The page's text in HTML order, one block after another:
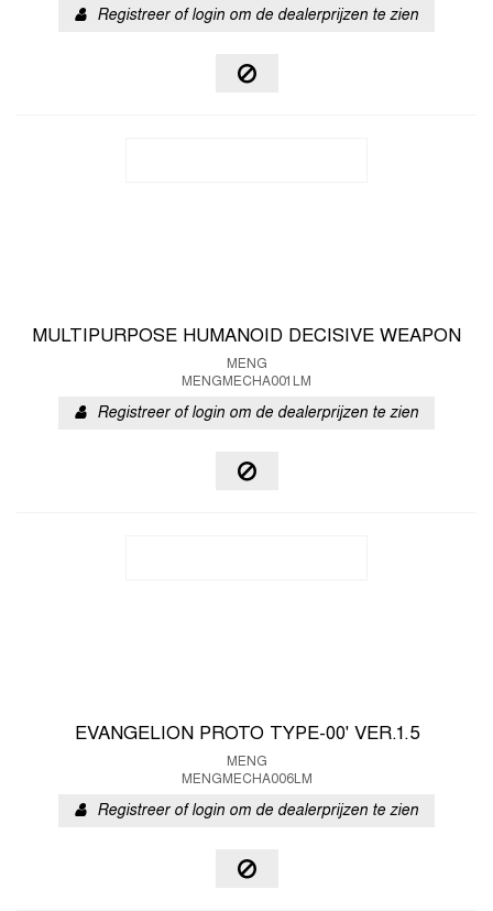
Registreer of login om de dealerprijzen te zien
MULTIPURPOSE HUMANOID DECISIVE WEAPON
MENG
MENGMECHA001LM
Registreer of login om de dealerprijzen te zien
EVANGELION PROTO TYPE-00' VER.1.5
MENG
MENGMECHA006LM
Registreer of login om de dealerprijzen te zien